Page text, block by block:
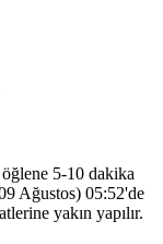
5-10 dakika
Ağustos) 05:52'de
yakın yapılır.